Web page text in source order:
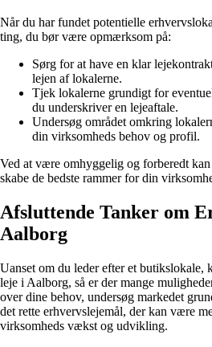
Når du har fundet potentielle
ting, du bør være opmærksom på:
Sørg for at have en klar
lejen af lokalerne.
Tjek lokalerne grundigt for
du underskriver en lejeaftale.
Undersøg området omkring
din virksomheds behov og profil.
Ved at være omhyggelig og forberedt
skabe de bedste rammer for din
Afsluttende Tanker om
Aalborg
Uanset om du leder efter et
leje i Aalborg, så er der mange
over dine behov, undersøg markedet
det rette erhvervslejemål, der kan være
virksomheds vækst og udvikling.